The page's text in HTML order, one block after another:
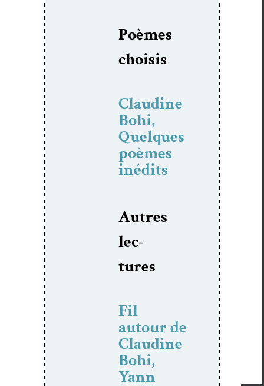
Poèmes
choi­sis
Claudine
Bohi,
Quelques
poèmes
inédits
Autres
lec­
tures
Fil
autour de
Claudine
Bohi,
Yann